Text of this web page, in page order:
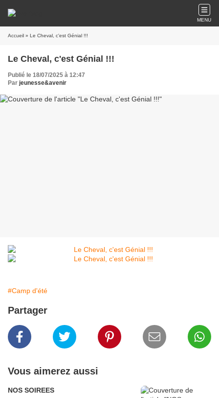
MENU
Accueil » Le Cheval, c'est Génial !!!
Le Cheval, c'est Génial !!!
Publié le 18/07/2025 à 12:47
Par jeunesse&avenir
#Camp d'été
Partager
Vous aimerez aussi
NOS SOIREES